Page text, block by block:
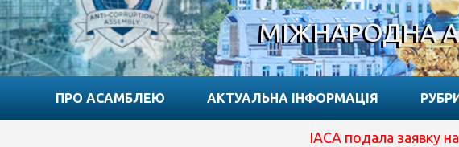
МІЖНАРОДНА
ПРО АСАМБЛЕЮ АКТУАЛЬНА ІНФОРМАЦІЯ
IACA подала заявку на